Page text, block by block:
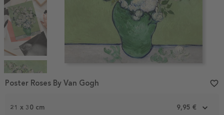
Item
1
21 x 30 cm 9,95 €
Poster Roses By Van Gogh favorite_border